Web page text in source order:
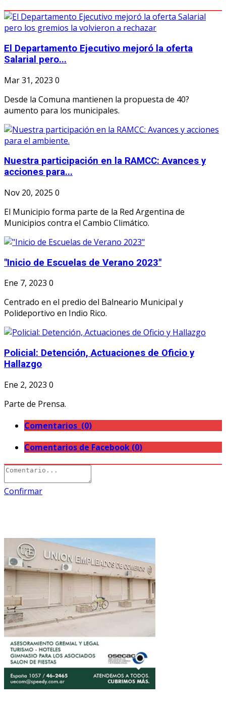
El Departamento Ejecutivo mejoró la oferta
Salarial pero...
Mar 31, 2023 0
Desde la Comuna mantienen la propuesta de 40?
aumento para los municipales.
Nuestra participación en la RAMCC: Avances y
acciones para...
Nov 20, 2025 0
El Municipio forma parte de la Red Argentina de
Municipios contra el Cambio Climático.
"Inicio de Escuelas de Verano 2023"
Ene 7, 2023 0
Centrado en el predio del Balneario Municipal y
Polideportivo en Indio Rico.
Policial: Detención, Actuaciones de Oficio y
Hallazgo
Ene 2, 2023 0
Parte de Prensa.
Comentarios (0)
Comentarios de Facebook (0)
Confirmar